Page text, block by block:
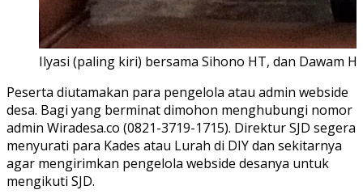
Ilyasi (paling kiri) bersama Sihono HT, dan Dawam
Peserta diutamakan para pengelola atau admin webside
desa. Bagi yang berminat dimohon menghubungi nomor
admin Wiradesa.co (0821-3719-1715). Direktur SJD segera
menyurati para Kades atau Lurah di DIY dan sekitarnya
agar mengirimkan pengelola webside desanya untuk
mengikuti SJD.